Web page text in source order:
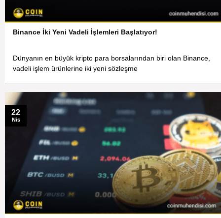
Binance İki Yeni Vadeli İşlemleri Başlatıyor!
Dünyanın en büyük kripto para borsalarından biri olan Binance,
vadeli işlem ürünlerine iki yeni sözleşme
22
Nis